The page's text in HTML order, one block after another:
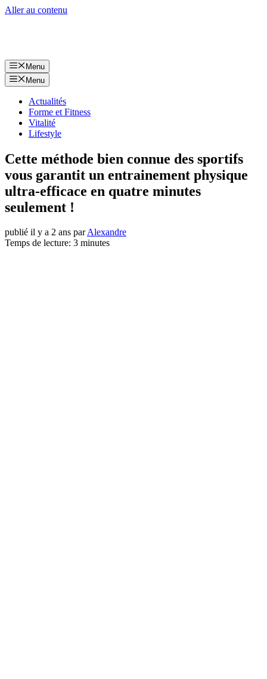
Aller au contenu
Menu
Menu
Actualités
Forme et Fitness
Vitalité
Lifestyle
Cette méthode bien connue des sportifs
vous garantit un entrainement physique
ultra-efficace en quatre minutes
seulement !
publié il y a 2 ans parAlexandre
Temps de lecture: 3 minutes